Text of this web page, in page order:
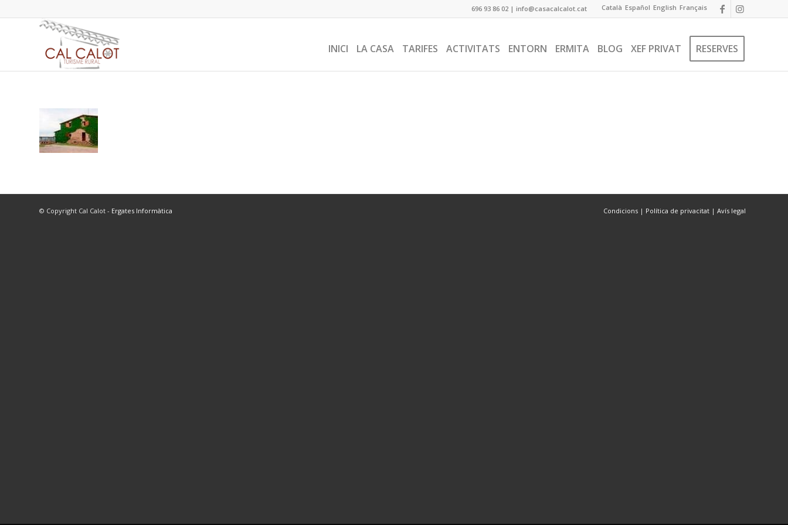
Català Español English Français
696 93 86 02 | info@casacalcalot.cat
INICI LA CASA TARIFES ACTIVITATS ENTORN ERMITA BLOG XEF PRIVAT RESERVES
© Copyright Cal Calot - Ergates Informàtica Condicions | Política de privacitat | Avís legal